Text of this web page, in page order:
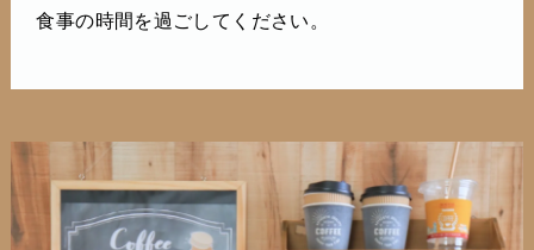
食事の時間を過ごしてください。